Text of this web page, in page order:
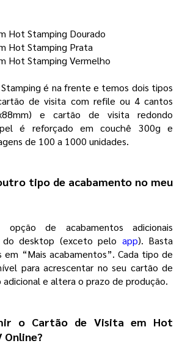
Hot Stamping Dourado
Hot Stamping Prata
Hot Stamping Vermelho
é na frente e temos dois tipos
de visita com refile ou 4 cantos
e cartão de visita redondo
é reforçado em couchê 300g e
de 100 a 1000 unidades.
tipo de acabamento no meu
opção de acabamentos adicionais
desktop (exceto pelo app). Basta
em “Mais acabamentos”. Cada tipo de
para acrescentar no seu cartão de
e altera o prazo de produção.
o Cartão de Visita em Hot
Online?